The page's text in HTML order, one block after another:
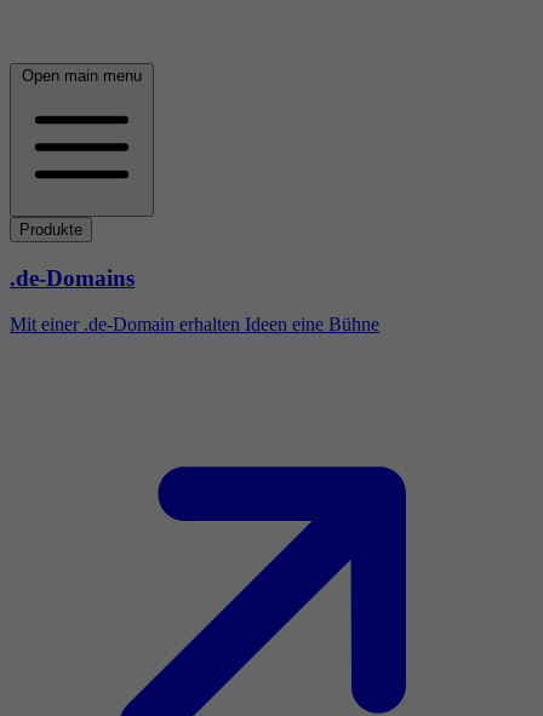
Open main menu
Produkte
.de-Domains
Mit einer .de-Domain erhalten Ideen eine Bühne